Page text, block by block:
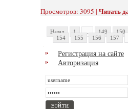
Просмотров: 3095 | Читать
Назад 1 ... 149 150
154
155 156 157
Регистрация на сайте
Авторизация